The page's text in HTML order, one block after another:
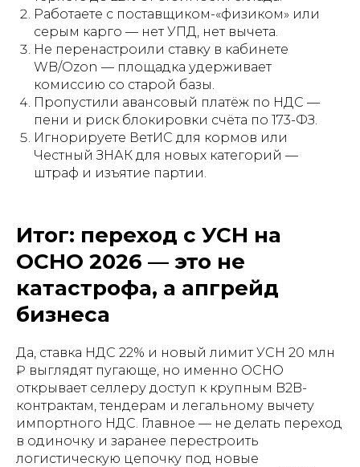
Работаете с поставщиком-«физиком» или
серым карго — нет УПД, нет вычета.
Не перенастроили ставку в кабинете
WB/Ozon — площадка удерживает
комиссию со старой базы.
Пропустили авансовый платёж по НДС —
пени и риск блокировки счёта по 173-ФЗ.
Игнорируете ВетИС для кормов или
Честный ЗНАК для новых категорий —
штраф и изъятие партии.
Итог: переход с УСН на
ОСНО 2026 — это не
катастрофа, а апгрейд
бизнеса
Да, ставка НДС 22% и новый лимит УСН 20 млн
₽ выглядят пугающе, но именно ОСНО
открывает селлеру доступ к крупным B2B-
контрактам, тендерам и легальному вычету
импортного НДС. Главное — не делать переход
в одиночку и заранее перестроить
логистическую цепочку под новые